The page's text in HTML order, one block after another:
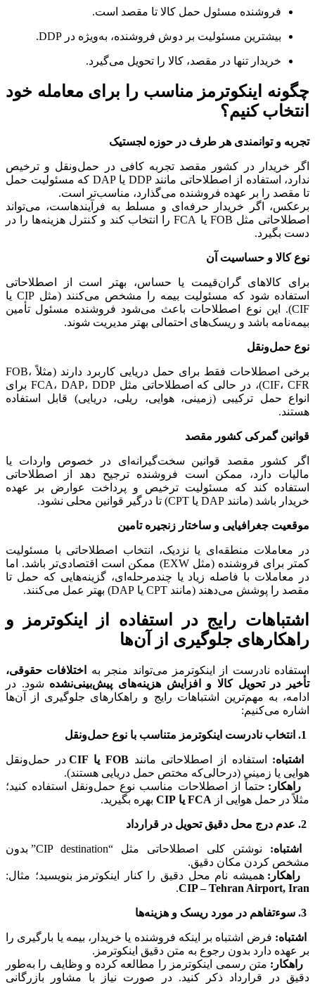
فروشنده مسئول حمل کالا تا مقصد است.
بیشترین مسئولیت بر دوش فروشنده، به‌ویژه در DDP.
خریدار تنها در مقصد، کالا را تحویل می‌گیرد.
چگونه اینکوترمز مناسب را برای معامله خود
انتخاب کنیم؟
تجربه و توانمندی هر طرف در حوزه لجستیک
اگر خریدار در کشور مقصد تجربه کافی در حمل‌ونقل و ترخیص
ندارد، استفاده از اصطلاحاتی مانند DDP یا DAP که مسئولیت حمل
تا مقصد را بر عهده فروشنده می‌گذارد، مناسب‌تر است.
برعکس، اگر خریدار حرفه‌ای و مسلط به فرآیندهاست، می‌تواند
اصطلاحاتی مثل FOB یا FCA را انتخاب کند و کنترل هزینه‌ها را در
دست بگیرد.
نوع کالا و حساسیت آن
برای کالاهای گران‌قیمت یا حساس، بهتر است از اصطلاحاتی
استفاده شود که مسئولیت بیمه را مشخص می‌کنند (مثل CIP یا
CIF). این نوع اصطلاحات باعث می‌شود فروشنده مسئول تأمین
بیمه‌نامه باشد و ریسک‌های احتمالی بهتر مدیریت شوند.
نوع حمل‌ونقل
برخی اصطلاحات فقط برای حمل دریایی کاربرد دارند (مثلاً FOB،
CIF، CFR)، در حالی که اصطلاحاتی مثل FCA، DAP، DDP برای
انواع حمل ترکیبی (زمینی، هوایی، ریلی، دریایی) قابل استفاده
هستند.
قوانین گمرکی کشور مقصد
اگر کشور مقصد قوانین سخت‌گیرانه‌ای در خصوص واردات یا
مالیات دارد، ممکن است فروشنده ترجیح دهد از اصطلاحاتی
استفاده کند که مسئولیت ترخیص و پرداخت عوارض بر عهده
خریدار باشد (مانند DAP یا CPT) تا درگیر قوانین محلی نشود.
موقعیت جغرافیایی و ساختار زنجیره تامین
در معاملات منطقه‌ای یا نزدیک، انتخاب اصطلاحاتی با مسئولیت
کمتر برای فروشنده (مثل EXW) ممکن است اقتصادی‌تر باشد. اما
در معاملات با فاصله زیاد یا چندمرحله‌ای، گزینه‌هایی که حمل تا
مقصد را پوشش می‌دهند (مانند CPT یا DAP) بهتر عمل می‌کنند.
اشتباهات رایج در استفاده از اینکوترمز و
راهکارهای جلوگیری از آن‌ها
استفاده نادرست از اینکوترمز می‌تواند منجر به
اختلافات حقوقی،
تأخیر در تحویل کالا و افزایش هزینه‌های پیش‌بینی‌نشده شود. در
ادامه، به مهم‌ترین اشتباهات رایج و راهکارهای جلوگیری از آن‌ها
اشاره می‌کنیم:
اشتباه: استفاده از اصطلاحاتی مانند FOB یا CIF
در حمل‌ونقل
هوایی یا زمینی (درحالی‌که مختص حمل دریایی هستند).
راهکار: حتماً از اصطلاحات مناسب نوع حمل‌ونقل استفاده کنید؛
مثلاً در حمل هوایی از FCA یا CIP بهره بگیرید.
اشتباه:
نوشتن کلی اصطلاحاتی مثل “CIP destination” بدون
مشخص کردن مکان دقیق.
راهکار: همیشه نام محل دقیق را کنار اینکوترمز بنویسید؛ مثال:
CIP – Tehran Airport, Iran
.
اشتباه: فرض اشتباه بر اینکه فروشنده یا خریدار، بیمه یا بارگیری را
بر عهده دارد بدون رجوع به متن دقیق اینکوترمز.
راهکار: متن رسمی اینکوترمز را مطالعه کرده و وظایف را به‌طور
دقیق در قرارداد ذکر کنید. در صورت نیاز با مشاور بازرگانی